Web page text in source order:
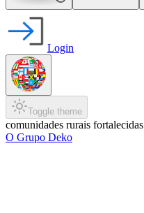
Login
Toggle theme
comunidades rurais fortalecidas
O Grupo Deko